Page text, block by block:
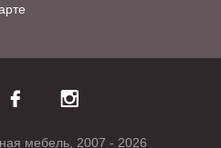
мебель, 2007 - 2026